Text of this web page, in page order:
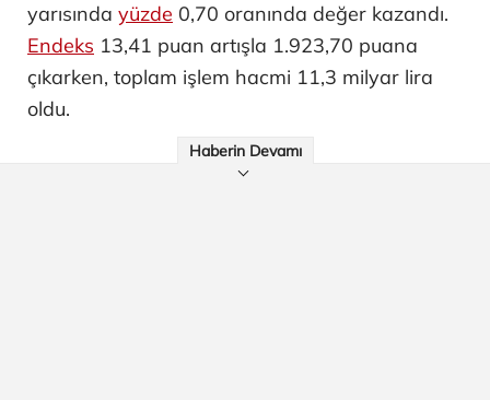
yarısında yüzde 0,70 oranında değer kazandı.
Endeks 13,41 puan artışla 1.923,70 puana
çıkarken, toplam işlem hacmi 11,3 milyar lira
oldu.
Haberin Devamı